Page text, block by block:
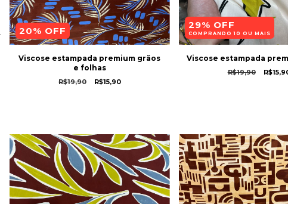
20% OFF
Viscose estampada premium grãos
e folhas
R$19,90 R$15,90
29% OFF
COMPRANDO 10 OU MAIS
Viscose estampada
R$19,90